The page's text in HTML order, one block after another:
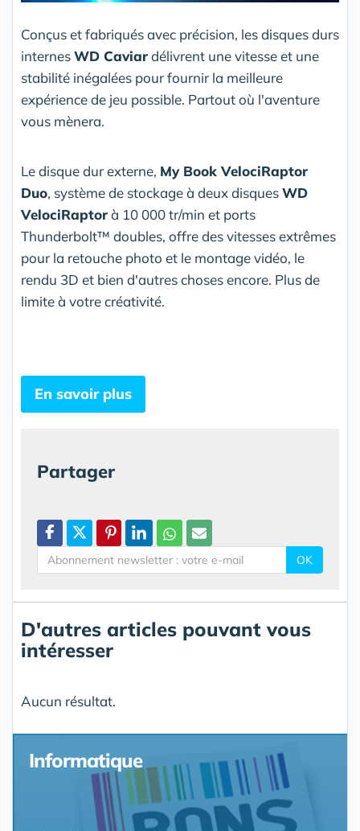
Conçus et fabriqués avec précision, les disques durs
internesWD Caviardélivrent une vitesse et une
stabilité inégalées pour fournir la meilleure
expérience de jeu possible. Partout où l'aventure
vous mènera.
Le disque dur externe, My Book VelociRaptor
Duo, système de stockage à deux disquesWD
VelociRaptorà 10 000 tr/min et ports
Thunderbolt™ doubles, offre des vitesses extrêmes
pour la retouche photo et le montage vidéo, le
rendu 3D et bien d'autres choses encore. Plus de
limite à votre créativité.
En savoir plus
Partager
OK
D'autres articles pouvant vous
intéresser
Aucun résultat.
Informatique